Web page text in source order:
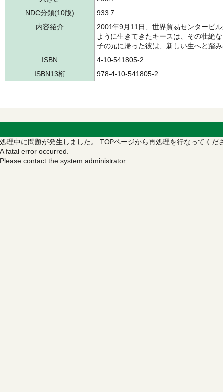
NDC分類(10版)
933.7
内容紹介
2001年9月11日、世界貿易センタービ
ように生きてきたキースは、その壮絶
子の元に帰った彼は、新しい生へと踏
ISBN
4-10-541805-2
ISBN13桁
978-4-10-541805-2
処理中に問題が発生しました。 TOPページから再処理を行なってくだ
A fatal error occurred.
Please contact the system administrator.